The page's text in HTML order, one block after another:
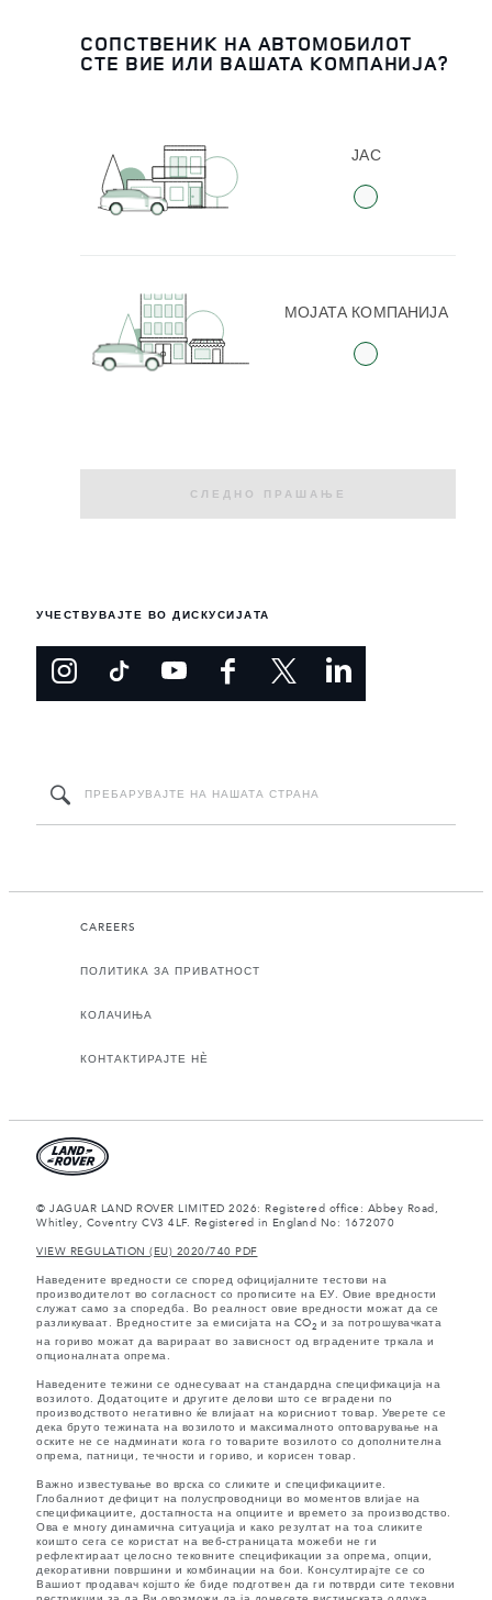
СОПСТВЕНИК НА АВТОМОБИЛОТ
СТЕ ВИЕ ИЛИ ВАШАТА КОМПАНИЈА?
ЈАС
МОЈАТА КОМПАНИЈА
СЛЕДНО ПРАШАЊЕ
УЧЕСТВУВАЈТЕ ВО ДИСКУСИЈАТА
CAREERS
ПОЛИТИКА ЗА ПРИВАТНОСТ
КОЛАЧИЊА
КОНТАКТИРАЈТЕ НЀ
© JAGUAR LAND ROVER LIMITED 2026: Registered office: Abbey Road,
Whitley, Coventry CV3 4LF. Registered in England No: 1672070
VIEW REGULATION (EU) 2020/740 PDF
Наведените вредности се според официјалните тестови на
производителот во согласност со прописите на ЕУ. Овие вредности
служат само за споредба. Во реалност овие вредности можат да се
разликуваат. Вредностите за емисијата на CO2 и за потрошувачката
на гориво можат да варираат во зависност од вградените тркала и
опционалната опрема.
Наведените тежини се однесуваат на стандардна спецификација на
возилото. Додатоците и другите делови што се вградени по
производството негативно ќе влијаат на корисниот товар. Уверете се
дека бруто тежината на возилото и максималното оптоварување на
оските не се надминати кога го товарите возилото со дополнителна
опрема, патници, течности и гориво, и корисен товар.
Важно известување во врска со сликите и спецификациите.
Глобалниот дефицит на полуспроводници во моментов влијае на
спецификациите, достапноста на опциите и времето за производство.
Ова е многу динамична ситуација и како резултат на тоа сликите
коишто сега се користат на веб-страницата можеби не ги
рефлектираат целосно тековните спецификации за опрема, опции,
декоративни површини и комбинации на бои. Консултирајте се со
Вашиот продавач којшто ќе биде подготвен да ги потврди сите тековни